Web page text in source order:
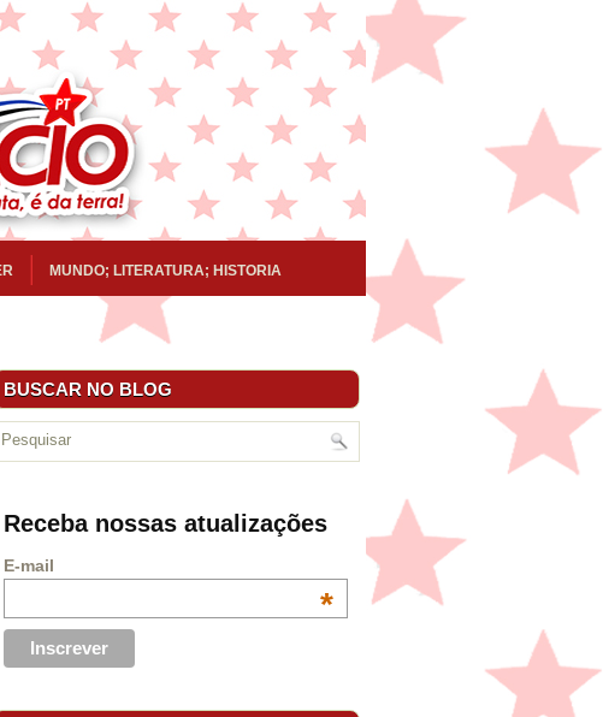
MUNDO; LITERATURA; HISTORIA
BUSCAR NO BLOG
Receba nossas atualizações
E-mail
*